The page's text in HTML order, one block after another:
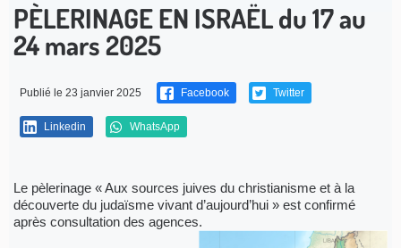
PÈLERINAGE EN ISRAËL du 17 au
24 mars 2025
Publié le 23 janvier 2025 Facebook Twitter
Linkedin WhatsApp
Le pèlerinage « Aux sources juives du christianisme et à la
découverte du judaïsme vivant d’aujourd’hui » est confirmé
après consultation des agences.